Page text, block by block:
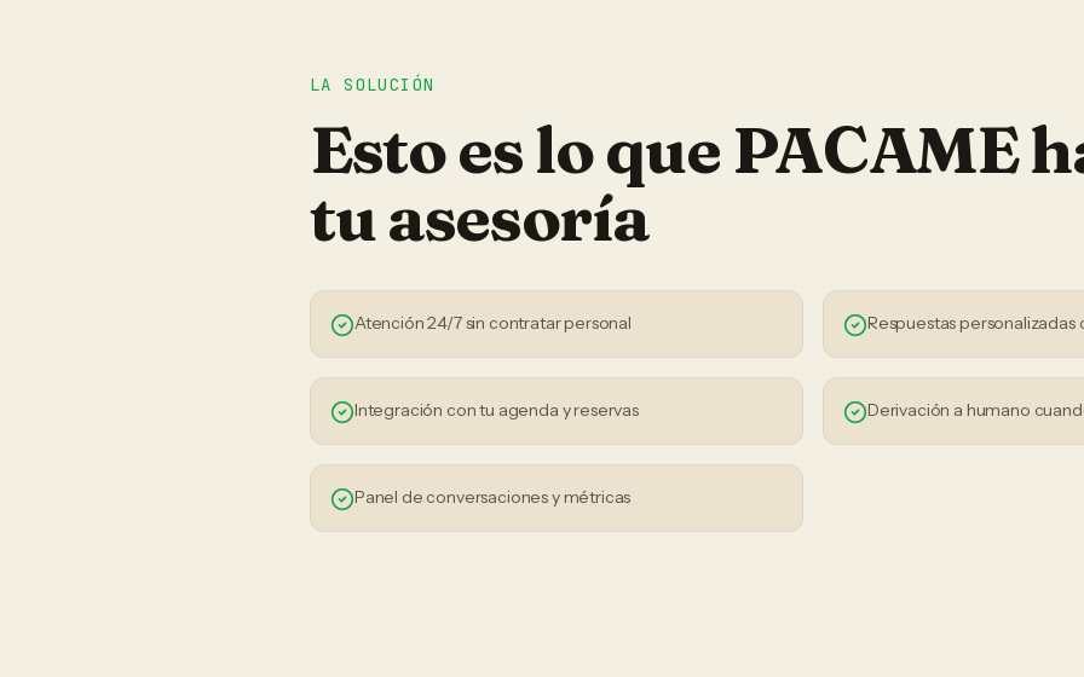
LA SOLUCIÓN
Esto es lo que PACAME
tuasesoría
Atención 24/7 sin contratar personal Respuestas personalizadas
Integración con tu agenda y reservas Derivación a humano
Panel de conversaciones y métricas